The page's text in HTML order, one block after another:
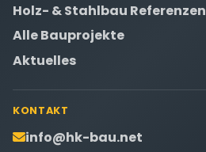
Holz- & Stahlbau Referenzen
Alle Bauprojekte
Aktuelles
KONTAKT
info@hk-bau.net